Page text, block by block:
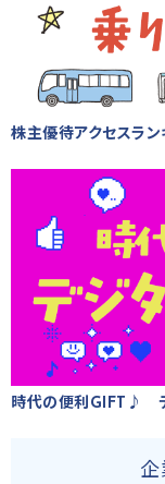
株主優待アクセスラ
時代の便利GIFT♪
企